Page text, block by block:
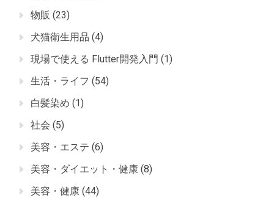
物販 (23)
犬猫衛生用品 (4)
現場で使える Flutter開発入門 (1)
生活・ライフ (54)
白髪染め (1)
社会 (5)
美容・エステ (6)
美容・ダイエット・健康 (8)
美容・健康 (44)